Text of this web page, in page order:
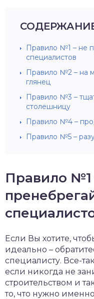
Правило №1 – не
специалистов
Правило №2 – на
глянец
Правило №3 –
столешницу
Правило №4 –
Правило №5 –
Правило №1
Если Вы хотите,
идеально –
специалисту. Все-
если никогда не
строительством и
то, что нужно